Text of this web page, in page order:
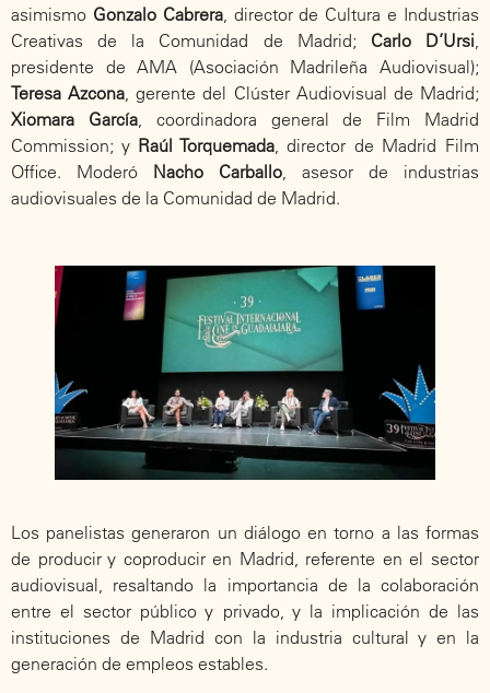
asimismo Gonzalo Cabrera, director de Cultura e Industrias
Creativas de la Comunidad de Madrid; Carlo D’Ursi
presidente de AMA (Asociación Madrileña Audiovisual);
Teresa Azcona , gerente del Clúster Audiovisual de Madrid;
Xiomara García, coordinadora general de Film Madrid
Commission; y Raúl Torquemada, director de Madrid Film
Office. Moderó Nacho Carballo , asesor de industrias
audiovisuales de la Comunidad de Madrid.
Los panelistas generaron un diálogo en torno a las formas
de producir y coproducir en Madrid, referente en el sector
audiovisual, resaltando la importancia de la colaboración
entre el sector público y privado, y la implicación de las
instituciones de Madrid con la industria cultural y en la
generación de empleos estables.